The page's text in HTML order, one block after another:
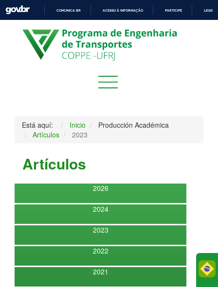
PARA
O
CONTEÚDO
COMUNICA BR ACESSO À INFORMAÇÃO PARTICIPE
Está aquí: Inicio
Producción Académica
Artículos
2023
Artículos
2026
2024
2023
2022
2021